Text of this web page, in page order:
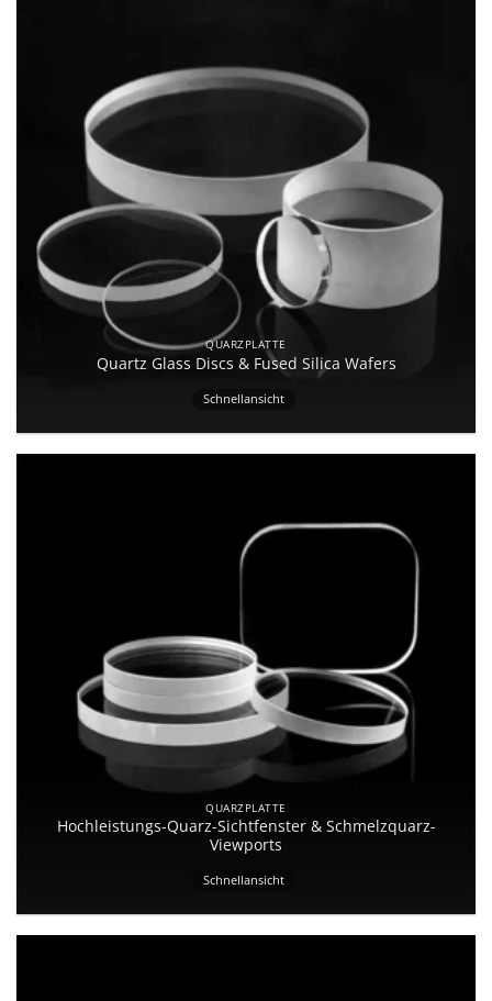
QUARZPLATTE
Quartz Glass Discs & Fused Silica Wafers
Schnellansicht
QUARZPLATTE
Hochleistungs-Quarz-Sichtfenster & Schmelzquarz-
Viewports
Schnellansicht